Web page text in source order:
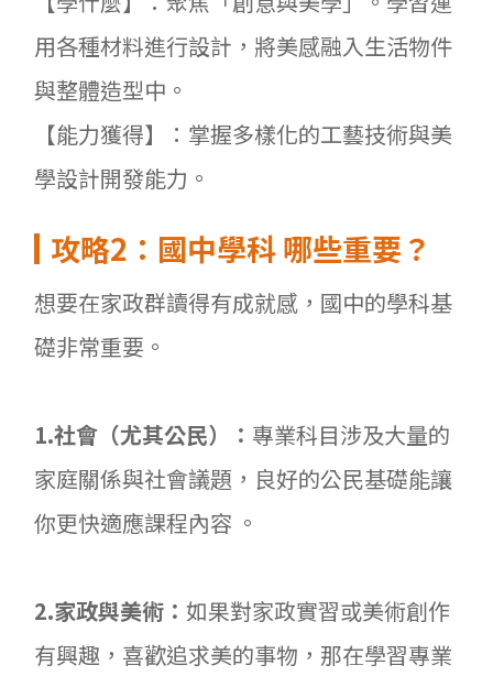
用各種材料進行設計，將美感融入生活物件
與整體造型中。
【能力獲得】：掌握多樣化的工藝技術與美
學設計開發能力。
攻略2 ：國中學科哪些重要？
想要在家政群讀得有成就感，國中的學科基
礎非常重要。
1.社會（尤其公民）： 專業科目涉及大量的
家庭關係與社會議題，良好的公民基礎能讓
你更快適應課程內容 。
2.家政與美術： 如果對家政實習或美術創作
有興趣，喜歡追求美的事物，那在學習專業